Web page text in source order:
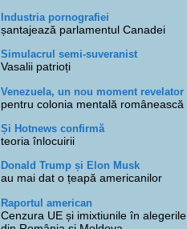
Industria pornografiei
șantajează parlamentul Canadei
Simulacrul semi-suveranist
Vasalii patrioți
Venezuela, un nou moment revelator
pentru colonia mentală românească
Și Hotnews confirmă
teoria înlocuirii
Donald Trump și Elon Musk
au mai dat o țeapă americanilor
Raportul american
Cenzura UE și imixtiunile în alegerile